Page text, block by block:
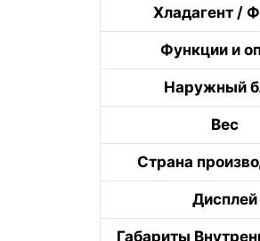
Хладагент /
Функции и
Наружный
Вес
Страна
Дисплей
Габариты